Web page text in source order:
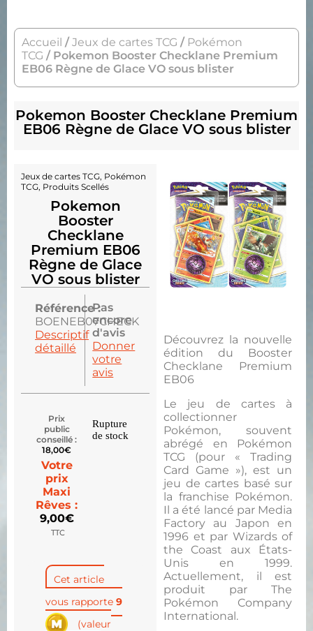
Accueil /Jeux de cartes TCG / Pokémon
TCG / Pokemon Booster Checklane Premium
EB06 Règne de Glace VO sous blister
Pokemon Booster Checklane Premium
EB06 Règne de Glace VO sous blister
Découvrez la nouvelle
édition du Booster
Checklane Premium
EB06
Le jeu de cartes à
collectionner
Pokémon, souvent
abrégé en Pokémon
TCG (pour « Trading
Card Game »), est un
jeu de cartes basé sur
la franchise Pokémon.
Il a été lancé par Media
Factory au Japon en
1996 et par Wizards of
the Coast aux États-
Unis en 1999.
Actuellement, il est
produit par The
Pokémon Company
International.
Jeux de cartes TCG, Pokémon
TCG, Produits Scellés
Pokemon
Booster
Checklane
Premium EB06
Règne de Glace
VO sous blister
Référence :
BOENEB07CHECK
Descriptif
détaillé
Pas
encore
d'avis
Donner
votre
avis
Prix
public
conseillé :
18,00€
Votre
prix
Maxi
Rêves :
9,00€
TTC
Rupture
de stock
Cet article
vous rapporte 9
(valeur